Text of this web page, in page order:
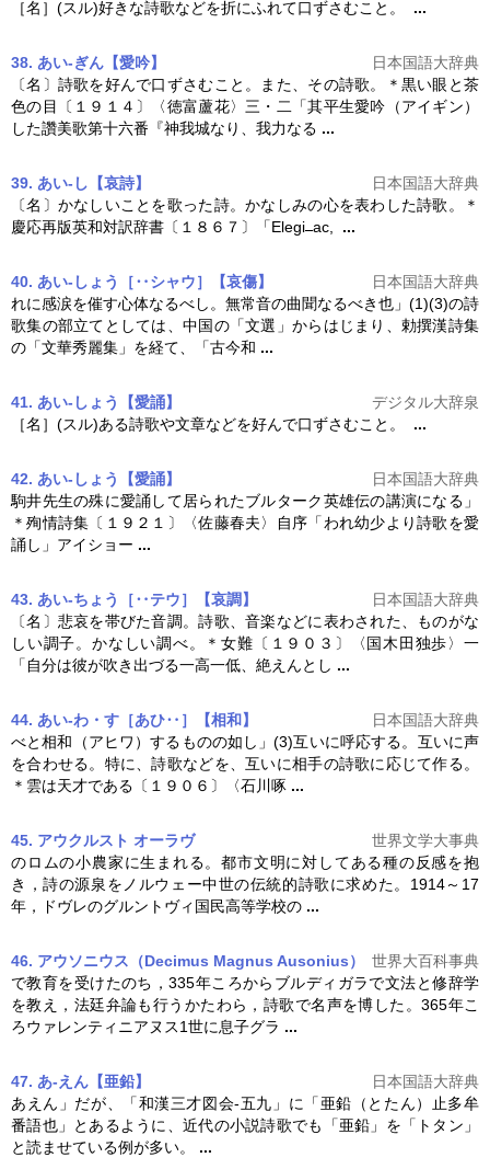
［名］(スル)好きな詩歌などを折にふれて口ずさむこと。 ...
38. あい‐ぎん【愛吟】
日本国語大辞典
〔名〕 詩歌を好んで口ずさむこと。また、その詩歌。＊黒い眼と茶
色の目〔１９１４〕〈徳富蘆花〉三・二「其平生愛吟（アイギン）
した讚美歌第十六番『神我城なり、我力なる ...
39. あい‐し【哀詩】
日本国語大辞典
〔名〕かなしいことを歌った詩。かなしみの心を表わした詩歌 。＊
慶応再版英和対訳辞書〔１８６７〕「Elegi ac, ...
40. あい‐しょう［‥シャウ］【哀傷】
日本国語大辞典
れに感涙を催す心体なるべし。無常音の曲聞なるべき也」(1)(3)の詩
歌集の部立てとしては、中国の「文選」からはじまり、勅撰漢詩集
の「文華秀麗集」を経て、「古今和 ...
41. あい‐しょう【愛誦】
デジタル大辞泉
［名］(スル)ある詩歌や文章などを好んで口ずさむこと。 ...
42. あい‐しょう【愛誦】
日本国語大辞典
駒井先生の殊に愛誦して居られたブルターク英雄伝の講演になる」
＊殉情詩集〔１９２１〕〈佐藤春夫〉自序「われ幼少より詩歌を愛
誦し」アイショー ...
43. あい‐ちょう［‥テウ］【哀調】
日本国語大辞典
〔名〕悲哀を帯びた音調。詩歌 、音楽などに表わされた、ものがな
しい調子。かなしい調べ。＊女難〔１９０３〕〈国木田独歩〉一
「自分は彼が吹き出づる一高一低、絶えんとし ...
44. あい‐わ・す［あひ‥］【相和】
日本国語大辞典
べと相和（アヒワ）するものの如し」(3)互いに呼応する。互いに声
を合わせる。特に、詩歌などを、互いに相手の詩歌に応じて作る。
＊雲は天才である〔１９０６〕〈石川啄 ...
45. アウクルスト オーラヴ
世界文学大事典
のロムの小農家に生まれる。都市文明に対してある種の反感を抱
き，詩の源泉をノルウェー中世の伝統的詩歌に求めた。1914～17
年，ドヴレのグルントヴィ国民高等学校の ...
46. アウソニウス（Decimus Magnus Ausonius）
世界大百科事典
で教育を受けたのち，335年ころからブルディガラで文法と修辞学
を教え，法廷弁論も行うかたわら， 詩歌で名声を博した。365年こ
ろウァレンティニアヌス1世に息子グラ ...
47. あ‐えん【亜鉛】
日本国語大辞典
あえん」だが、「和漢三才図会‐五九」に「亜鉛（とたん）止多牟
番語也」とあるように、近代の小説詩歌でも「亜鉛」を「トタン」
と読ませている例が多い。 ...